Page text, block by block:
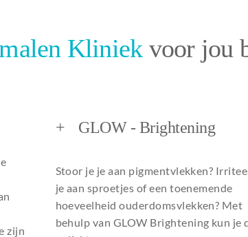
Kliniek voor jou
zijn
+ GLOW - Brightening
Stoor je je aan pigmentvlekken?
je aan sproetjes of een toenemende
hoeveelheid ouderdomsvlekken? Met
behulp van GLOW Brightening kun je